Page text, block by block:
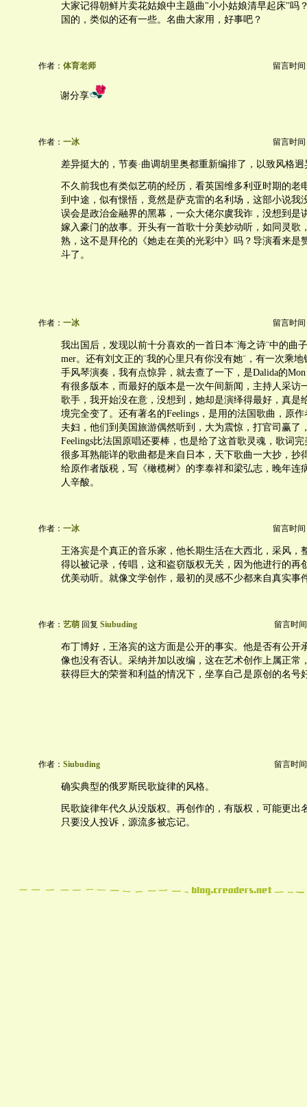
大家记得朝鲜片卖花姑娘中主题曲"小小姑娘清早起床"吗
国的，类似的还有一些。名曲大家用，好事吧？
作者： 体育老师 留言时间
谢分享
作者： 一冰 留言时间
差异挺大的，节奏·曲调胡里奥都重新编排了，以致风格迥
不久前我也有类似艺萌的经历，看英国维多利亚时期的老
到中途，似有憬悟，竟然是萨克雷的名利场，这部小说我
误会是政治金融界的黑幕，一众大佬尔虞我诈，没想到是
嫁入豪门的故事。开头有一首歌十分美妙动听，如同灵歌
熟，这不是拜伦的《她走在美的光彩中》吗？导演看来是
斗了。
作者： 一冰 留言时间
我出国后，发现以前十分喜欢的一首日本¨海之诗¨中的曲
mer。还有刘文正的¨我的心里只有你没有她¨，有一次乘
手风琴演奏，我有点惊异，就去查了一下，是Dalida的Mon
有很多版本，而最好的版本是一次午间新闻，主持人采访
歌手，我开始没在意，没想到，她却是演绎得最好，真是
境完全变了。还有著名的Feelings，是用的法国歌曲，原
夫妇，他们到美国旅游偶然听到，大为震惊，打官司赢了
Feelings比法国原唱还要棒，也是给了这首歌灵魂，歌词
很多耳熟能详的歌曲都是来自日本，天下歌曲一大抄，抄
给原作者版税，写《橄榄树》的李泰祥和梁弘志，晚年连
人辛酸。
作者： 一冰 留言时间
王洛宾是个真正的音乐家，他长期生活在大西北，采风，
得以被记录，传唱，这和盗窃版权无关，因为他进行的再
优美动听。就像文学创作，最初的灵感不少都来自真实事
作者： 艺萌 回复 Siubuding 留言时
布丁博好，王洛宾的这方面是公开的事实。他是否有公开
像也没有否认。采纳并加以改编，这在艺术创作上属正常
获得巨大的荣誉和利益的情况下，坐享自己是原创的名号
作者： Siubuding 留言时
确实典型的俄罗斯民歌旋律的风格。
民歌旋律年代久从没版权。再创作的，有版权，可能更出
只要没人投诉，源流多被忘记。